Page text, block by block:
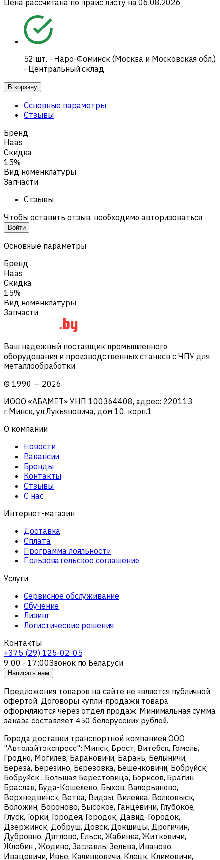
Цена рассчитана по прайс листу на 06.08.2026
52 шт. - Наро-Фоминск (Москва и Московская обл.)
- Центральный склад
В корзину
Основные параметры
Отзывы
Бренд
Haas
Скидка
15%
Вид номенклатуры
Запчасти
Отзывы
Чтобы оставить отзыв, необходимо авторизоваться
Войти
Основные параметры
Бренд
Haas
Скидка
15%
Вид номенклатуры
Запчасти
Ваш надежный поставщик промышленного
оборудования и производственных станков с ЧПУ для
металлообработки
© 1990 — 2026
ИООО «АБАМЕТ» УНП 100364408, адрес: 220113
г.Минск, ул.Лукьяновича, дом 10, корп.1
О компании
Новости
Вакансии
Бренды
Контакты
Отзывы
О нас
Интернет-магазин
Доставка
Оплата
Программа лояльности
Пользовательское соглашение
Услуги
Сервисное обслуживание
Обучение
Лизинг
Логистические решения
Контакты
+375 (29) 125-02-05
9:00 - 17:00Звонок по Беларуси
Написать нам
Предложения товаров на сайте не является публичной
офертой. Договоры купли-продажи товара
оформляются через отдел продаж. Минимальная сумма
заказа составляет 450 белорусских рублей.
Города доставки транспортной компанией ООО
"Автолайтэкспресс": Минск, Брест, Витебск, Гомель,
Гродно, Могилев, Барановичи, Барань, Белыничи,
Береза, Березино, Березовка, Бешенковичи, Бобруйск,
Бобруйск , Большая Берестовица, Борисов, Брагин,
Браслав, Буда-Кошелево, Быхов, Валерьяново,
Верхнедвинск, Ветка, Видзы, Вилейка, Волковыск,
Воложин, Вороново, Высокое, Ганцевичи, Глубокое,
Глуск, Горки, Городея, Городок, Давид-Городок,
Дзержинск, Добруш, Довск, Докшицы, Дрогичин,
Дубровно, Дятлово, Ельск, Жабинка, Житковичи,
Жлобин , Жодино, Заславль, Зельва, Иваново,
Ивацевичи, Ивье, Калинковичи, Клецк, Климовичи,